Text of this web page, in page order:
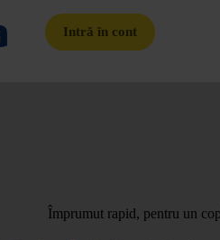
Intră în cont
Împrumut rapid, pentru un